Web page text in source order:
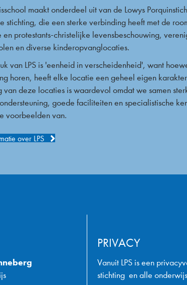
maakt onderdeel uit van de Lowys
stichting, die een sterke verbinding heeft met de
en protestants-christelijke levensbeschouwing,
en diverse kinderopvanglocaties.
van LPS is 'eenheid in verscheidenheid', want
horen, heeft elke locatie een geheel eigen
van deze locaties is waardevol omdat we samen
goede faciliteiten en specialistische
voorbeelden van.
over LPS
PRIVACY
Vanuit LPS is een
stichting en alle